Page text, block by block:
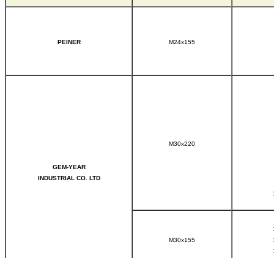
PEINER M24x155
GEM-YEAR
INDUSTRIAL CO. LTD
M30x220
M30x155